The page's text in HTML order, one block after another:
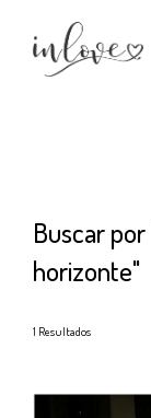
Buscar por
horizonte"
1 Resultados